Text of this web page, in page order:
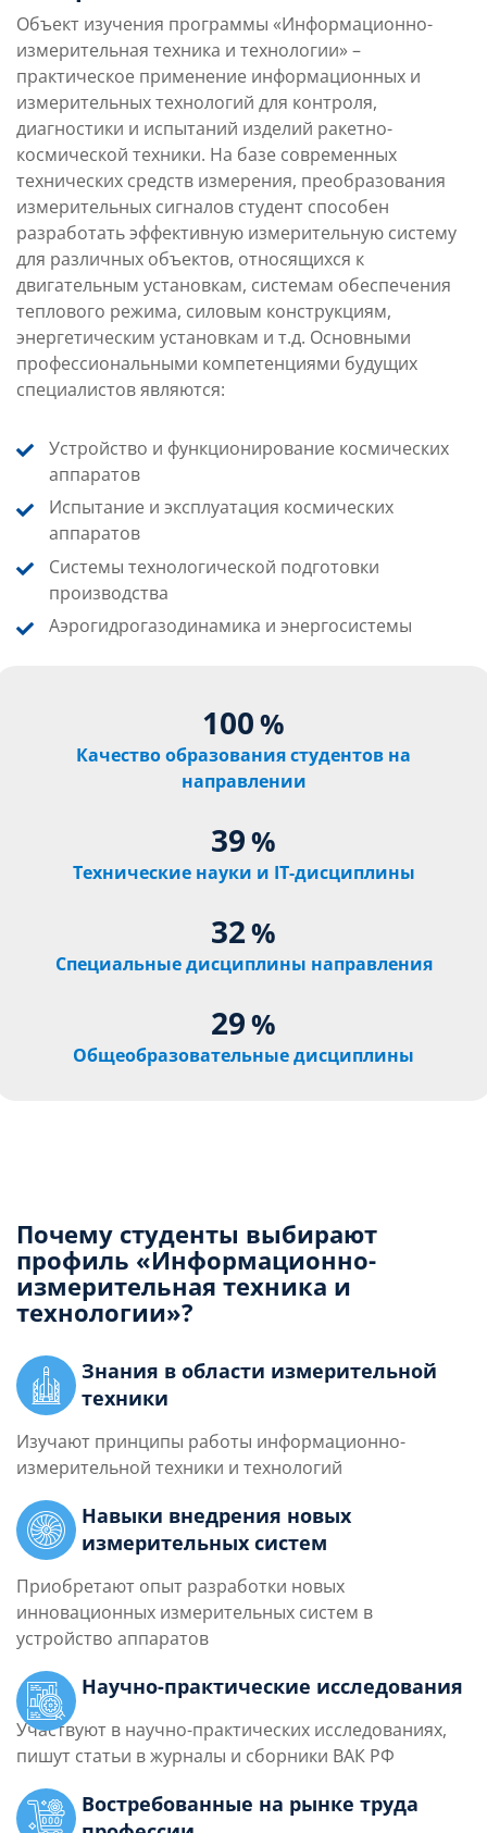
12
Платные места
Условия поступления
Преимущества
направления
Учебная программа Карьерные
Объект изучения программы «Информационно-
измерительная техника и технологии» –
практическое применение информационных и
измерительных технологий для контроля,
диагностики и испытаний изделий ракетно-
космической техники. На базе современных
технических средств измерения, преобразования
измерительных сигналов студент способен
разработать эффективную измерительную систему
для различных объектов, относящихся к
двигательным установкам, системам обеспечения
теплового режима, силовым конструкциям,
энергетическим установкам и т.д. Основными
профессиональными компетенциями будущих
специалистов являются:
Устройство и функционирование космических
аппаратов
Испытание и эксплуатация космических
аппаратов
Системы технологической подготовки
производства
Аэрогидрогазодинамика и энергосистемы
100%
Качество образования студентов на
направлении
39%
Технические науки и IT-дисциплины
32%
Специальные дисциплины направления
29%
Общеобразовательные дисциплины
Почему студенты выбирают
профиль «Информационно-
измерительная техника и
технологии»?
Знания в области измерительной
техники
Изучают принципы работы информационно-
измерительной техники и технологий
Навыки внедрения новых
измерительных систем
Приобретают опыт разработки новых
инновационных измерительных систем в
устройство аппаратов
Научно-практические исследования
Участвуют в научно-практических исследованиях,
пишут статьи в журналы и сборники ВАК РФ
Востребованные на рынке труда